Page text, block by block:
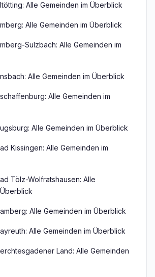
Alle Gemeinden im Überblick
Alle Gemeinden im Überblick
Sulzbach: Alle Gemeinden im
Alle Gemeinden im Überblick
Alle Gemeinden im
Alle Gemeinden im Überblick
Kissingen: Alle Gemeinden im
Tölz-Wolfratshausen: Alle
Alle Gemeinden im Überblick
Alle Gemeinden im Überblick
Land: Alle Gemeinden